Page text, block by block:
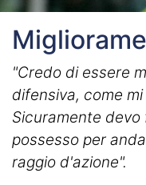
"Credo di essere
difensiva, come
Sicuramente
possesso per
raggio d'azione".